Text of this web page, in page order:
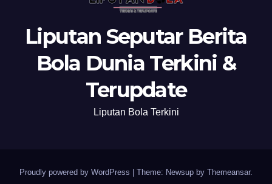
Liputan Seputar Berita
Bola Dunia Terkini &
Terupdate
Liputan Bola Terkini
Proudly powered by WordPress | Theme: Newsup by Themeansar.